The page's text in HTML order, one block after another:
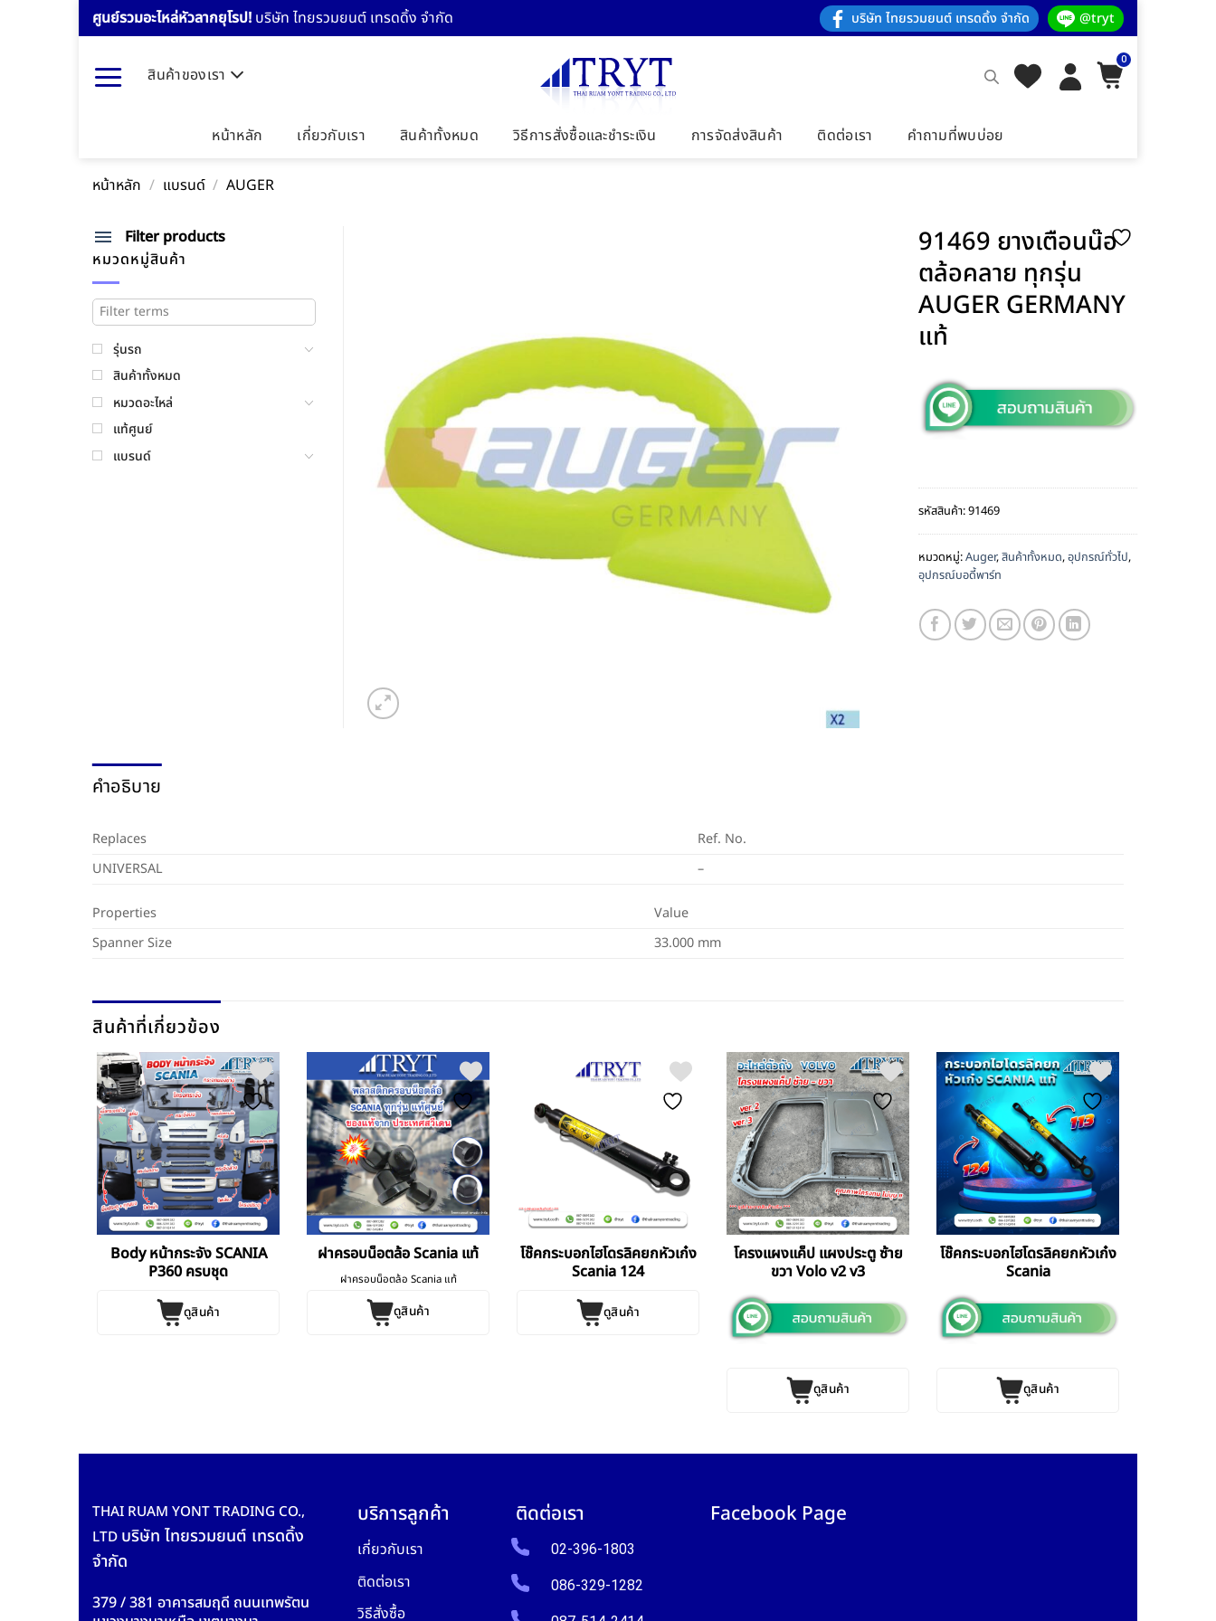
Skip
to
ศูนย์รวมอะไหล่หัวลากยุโรป! บริษัท ไทยรวมยนต์ เทรดดิ้ง จำกัด บริษัท ไทยรวมยนต์ เทรดดิ้ง จำกัด @tryt
สินค้าของเรา
0
หน้าหลัก เกี่ยวกับเรา สินค้าทั้งหมด วิธีการสั่งซื้อและชำระเงิน การจัดส่งสินค้า ติดต่อเรา คำถามที่พบบ่อย
หน้าหลัก / แบรนด์ / AUGER
91469 ยางเตือนน๊อ
ตล้อคลาย ทุกรุ่น
AUGER GERMANY
แท้
รหัสสินค้า:91469
หมวดหมู่:Auger,สินค้าทั้งหมด,อุปกรณ์ทั่วไป,
อุปกรณ์บอดี้พาร์ท
Filter products
หมวดหมู่สินค้า
รุ่นรถ
สินค้าทั้งหมด
หมวดอะไหล่
แท้ศูนย์
แบรนด์
คำอธิบาย
Replaces
Ref. No.
UNIVERSAL
–
Properties
Value
Spanner Size
33.000 mm
สินค้าที่เกี่ยวข้อง
Body หน้ากระจัง SCANIA
P360 ครบชุด
ดูสินค้า
ฝาครอบน็อตล้อ Scania แท้
ฝาครอบน็อตล้อ Scania แท้
ดูสินค้า
โช๊คกระบอกไฮโดรลิคยกหัวเก๋ง
Scania 124
ดูสินค้า
โครงแผงแค็ป แผงประตู ซ้าย
ขวา Volo v2 v3
ดูสินค้า
โช๊คกระบอกไฮโดรลิคยกหัวเก๋ง
Scania
ดูสินค้า
THAI RUAM YONT TRADING CO.,
LTD บริษัท ไทยรวมยนต์ เทรดดิ้ง
จำกัด
379 / 381 อาคารสมฤดี ถนนเทพรัตน
บริการลูกค้า
เกี่ยวกับเรา
ติดต่อเรา
วิธีสั่งซื้อ
ติดต่อเรา
02-396-1803
086-329-1282
Facebook Page